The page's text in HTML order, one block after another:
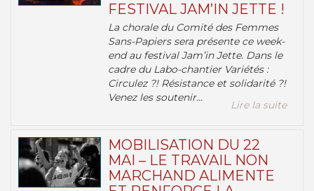
FESTIVAL JAM’IN JETTE !
La chorale du Comité des Femmes
Sans-Papiers sera présente ce week-
end au festival Jam’in Jette. Dans le
cadre du Labo-chantier Variétés :
Circulez ?! Résistance et solidarité ?!
Venez les soutenir...
Lire la suite
MOBILISATION DU 22
MAI – LE TRAVAIL NON
MARCHAND ALIMENTE